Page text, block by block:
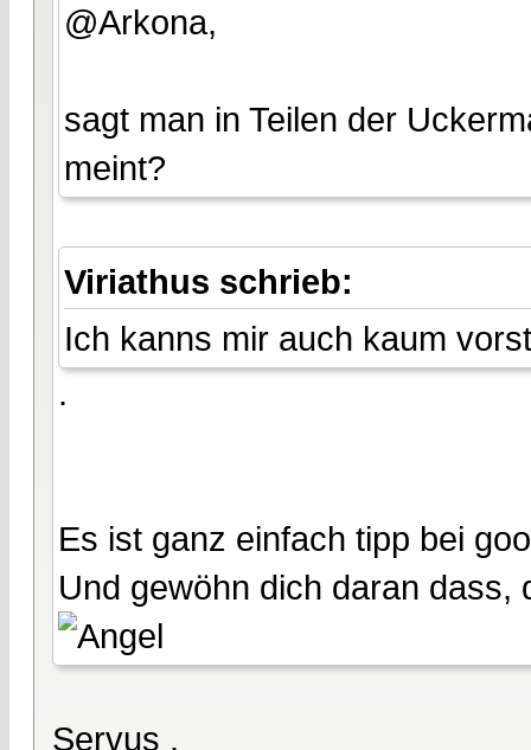
@Arkona,
sagt man in Teilen der
meint?
Viriathus schrieb:
Ich kanns mir auch kaum
.
Es ist ganz einfach tipp bei
Und gewöhn dich daran dass,
Servus .